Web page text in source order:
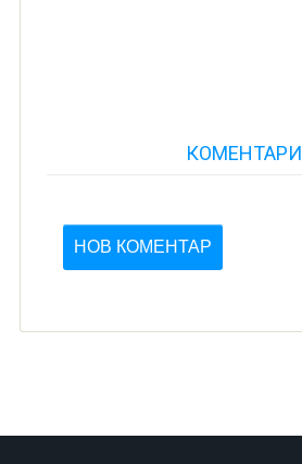
КОМЕНТАРИ
НОВ КОМЕНТАР